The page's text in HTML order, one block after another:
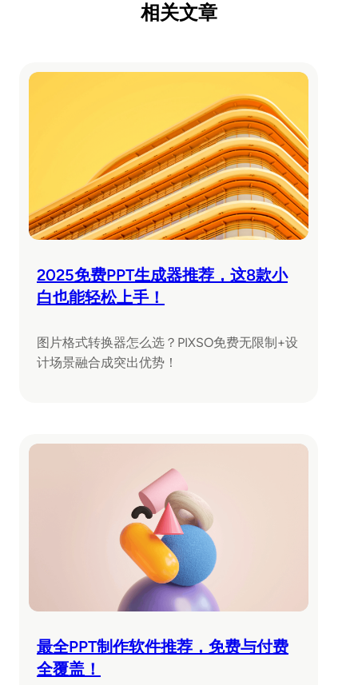
相关文章
2025免费PPT生成器推荐，这8款小
白也能轻松上手！
图片格式转换器怎么选？PIXSO免费无限制+设
计场景融合成突出优势！
最全PPT制作软件推荐，免费与付费
全覆盖！